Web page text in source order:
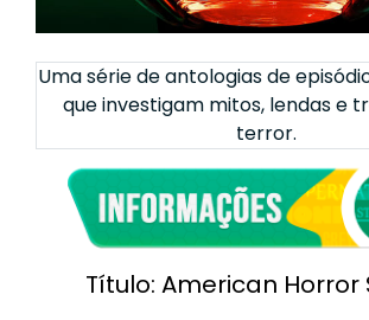
Uma série de antologias de
que investigam mitos, lendas e
terror.
Título: American Horror